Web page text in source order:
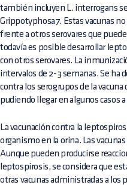
también incluyen L. interrogans
Grippotyphosa7. Estas vacunas
frente a otros serovares que
todavía es posible desarrollar
con otros serovares. La
intervalos de 2-3 semanas. Se ha
contra los serogrupos de la
pudiendo llegar en algunos casos
La vacunación contra la
organismo en la orina. Las
Aunque pueden producirse
leptospirosis, se considera que
otras vacunas administradas a los